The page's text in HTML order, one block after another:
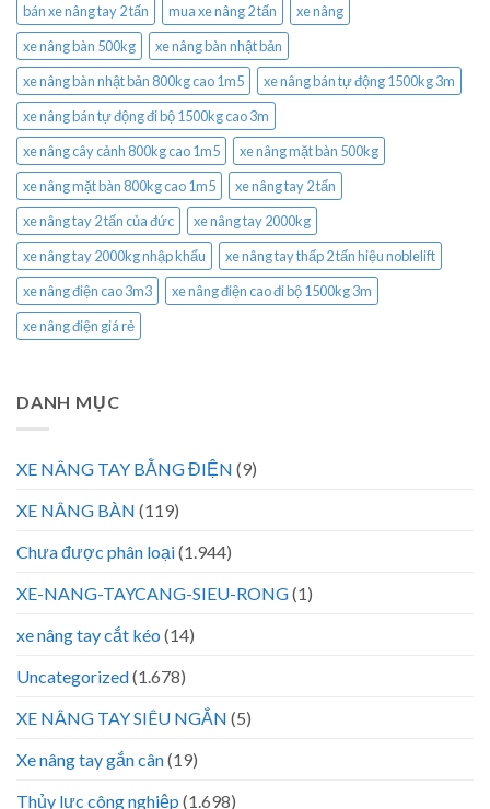
bán xe nâng tay 2 tấn
mua xe nâng 2 tấn
xe nâng
xe nâng bàn 500kg
xe nâng bàn nhật bản
xe nâng bàn nhật bản 800kg cao 1m5
xe nâng bán tự động 1500kg 3m
xe nâng bán tự động đi bộ 1500kg cao 3m
xe nâng cây cảnh 800kg cao 1m5
xe nâng mặt bàn 500kg
xe nâng mặt bàn 800kg cao 1m5
xe nâng tay 2 tấn
xe nâng tay 2 tấn của đức
xe nâng tay 2000kg
xe nâng tay 2000kg nhập khẩu
xe nâng tay thấp 2 tấn hiệu noblelift
xe nâng điện cao 3m3
xe nâng điện cao đi bộ 1500kg 3m
xe nâng điện giá rẻ
DANH MỤC
XE NÂNG TAY BẰNG ĐIỆN (9)
XE NÂNG BÀN (119)
Chưa được phân loại(1.944)
XE-NANG-TAYCANG-SIEU-RONG(1)
xe nâng tay cắt kéo (14)
Uncategorized(1.678)
XE NÂNG TAY SIÊU NGẮN (5)
Xe nâng tay gắn cân(19)
Thủy lực công nghiệp (1.698)